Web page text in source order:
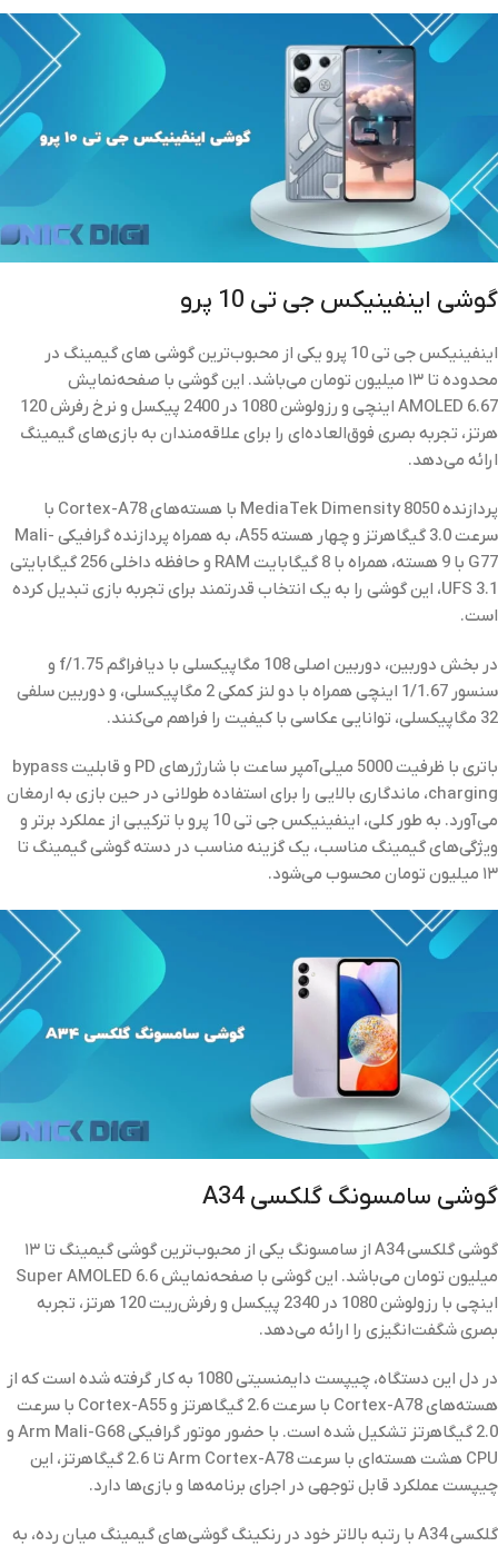
گوشی اینفینیکس جی تی 10 پرو
اینفینیکس جی تی 10 پرو یکی از محبوب‌ترین گوشی ‌های گیمینگ در
محدوده تا ۱۳ میلیون تومان می‌باشد. این گوشی با صفحه‌نمایش
AMOLED 6.67 اینچی و رزولوشن 1080 در 2400 پیکسل و نرخ رفرش 120
هرتز، تجربه بصری فوق‌العاده‌ای را برای علاقه‌مندان به بازی‌های گیمینگ
ارائه می‌دهد.
پردازنده MediaTek Dimensity 8050 با هسته‌های Cortex-A78 با
سرعت 3.0 گیگاهرتز و چهار هسته A55، به همراه پردازنده گرافیکی Mali-
G77 با 9 هسته، همراه با 8 گیگابایت RAM و حافظه داخلی 256 گیگابایتی
UFS 3.1، این گوشی را به یک انتخاب قدرتمند برای تجربه بازی تبدیل کرده
است.
در بخش دوربین، دوربین اصلی 108 مگاپیکسلی با دیافراگم f/1.75 و
سنسور 1/1.67 اینچی همراه با دو لنز کمکی 2 مگاپیکسلی، و دوربین سلفی
32 مگاپیکسلی، توانایی عکاسی با کیفیت را فراهم می‌کنند.
باتری با ظرفیت 5000 میلی‌آمپر ساعت با شارژرهای PD و قابلیت bypass
charging، ماندگاری بالایی را برای استفاده طولانی در حین بازی به ارمغان
می‌آورد. به طور کلی، اینفینیکس جی تی 10 پرو با ترکیبی از عملکرد برتر و
ویژگی‌های گیمینگ مناسب، یک گزینه مناسب در دسته گوشی‌ گیمینگ تا
۱۳ میلیون تومان محسوب می‌شود.
گوشی سامسونگ گلکسی A34
گوشی گلکسی A34 از سامسونگ یکی از محبوب‌ترین گوشی‌ گیمینگ تا ۱۳
میلیون تومان می‌باشد. این گوشی با صفحه‌نمایش Super AMOLED 6.6
اینچی با رزولوشن 1080 در 2340 پیکسل و رفرش‌ریت 120 هرتز، تجربه
بصری شگفت‌انگیزی را ارائه می‌دهد.
در دل این دستگاه، چیپست دایمنسیتی 1080 به کار گرفته شده است که از
هسته‌های Cortex-A78 با سرعت 2.6 گیگاهرتز و Cortex-A55 با سرعت
2.0 گیگاهرتز تشکیل شده است. با حضور موتور گرافیکی Arm Mali-G68 و
CPU هشت هسته‌ای با سرعت Arm Cortex-A78 تا 2.6 گیگاهرتز، این
چیپست عملکرد قابل توجهی در اجرای برنامه‌ها و بازی‌ها دارد.
گلکسی A34 با رتبه بالاتر خود در رنکینگ گوشی‌های گیمینگ میان رده، به